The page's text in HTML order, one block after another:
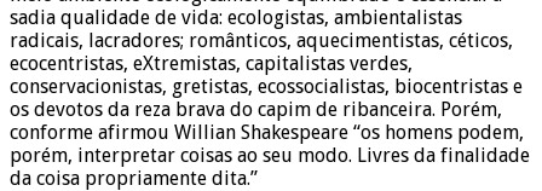
sadia qualidade de vida: ecologistas, ambientalistas
radicais, lacradores; românticos, aquecimentistas, céticos,
ecocentristas, eXtremistas, capitalistas verdes,
conservacionistas, gretistas, ecossocialistas, biocentristas e
os devotos da reza brava do capim de ribanceira. Porém,
conforme afirmou Willian Shakespeare “os homens podem,
porém, interpretar coisas ao seu modo. Livres da finalidade
da coisa propriamente dita.”